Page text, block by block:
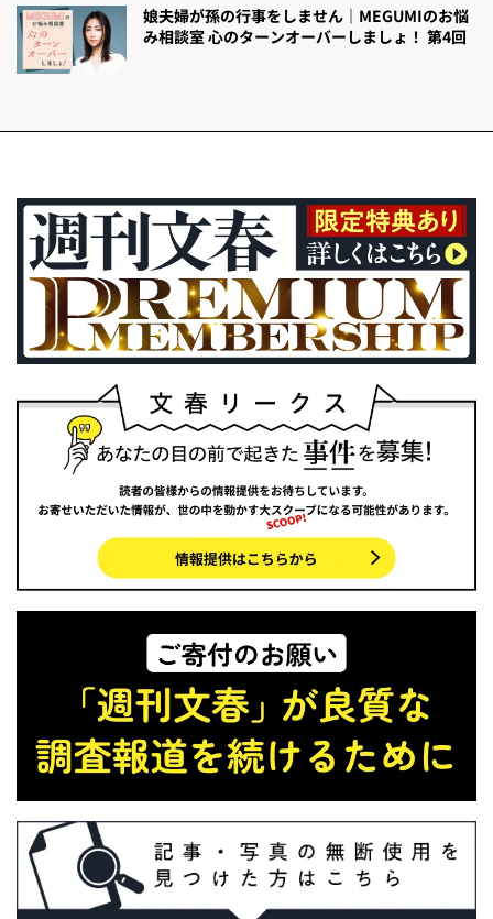
娘夫婦が孫の行事をしません｜MEGUMIのお悩
み相談室 心のターンオーバーしましょ！ 第4回